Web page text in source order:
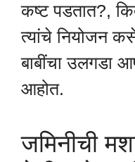
कष्ट पडतात?,
त्यांचे नियोजन
बाबींचा उलगडा
आहोत.
जमिनीची